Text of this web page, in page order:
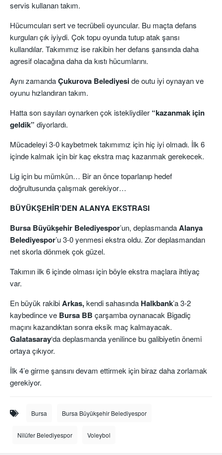
servis kullanan takım.
Hücumcuları sert ve tecrübeli oyuncular. Bu maçta defans
kurguları çık iyiydi. Çok topu oyunda tutup atak şansı
kullandılar. Takımımız ise rakibin her defans şansında daha
agresif olacağına daha da kıstı hücumlarını.
Aynı zamandaÇukurova Belediyeside outu iyi oynayan ve
oyunu hızlandıran takım.
Hatta son sayıları oynarken çok istekliydiler “kazanmak için
geldik” diyorlardı.
Mücadeleyi 3-0 kaybetmek takımımız için hiç iyi olmadı. İlk 6
içinde kalmak için bir kaç ekstra maç kazanmak gerekecek.
Lig için bu mümkün… Bir an önce toparlanıp hedef
doğrultusunda çalışmak gerekiyor…
BÜYÜKŞEHİR’DEN ALANYA EKSTRASI
Bursa Büyükşehir Belediyespor’un, deplasmandaAlanya
Belediyespor’u 3-0 yenmesi ekstra oldu. Zor deplasmandan
net skorla dönmek çok güzel.
Takımın ilk 6 içinde olması için böyle ekstra maçlara ihtiyaç
var.
En büyük rakibiArkas,kendi sahasında Halkbank’a 3-2
kaybedince ve Bursa BB çarşamba oynanacak Bigadiç
maçını kazandıktan sonra eksik maç kalmayacak.
Galatasaray‘da deplasmanda yenilince bu galibiyetin önemi
ortaya çıkıyor.
İlk 4’e girme şansını devam ettirmek için biraz daha zorlamak
gerekiyor.
Bursa Bursa Büyükşehir Belediyespor
Nilüfer Belediyespor Voleybol